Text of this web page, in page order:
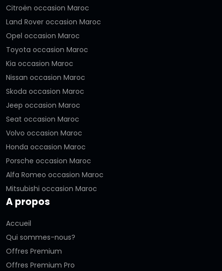
Citroën occasion Maroc
Land Rover occasion Maroc
Opel occasion Maroc
Toyota occasion Maroc
Kia occasion Maroc
Nissan occasion Maroc
Skoda occasion Maroc
Jeep occasion Maroc
Seat occasion Maroc
Volvo occasion Maroc
Honda occasion Maroc
Porsche occasion Maroc
Alfa Romeo occasion Maroc
Mitsubishi occasion Maroc
A propos
Accueil
Qui sommes-nous?
Offres Premium
Offres Premium Pro